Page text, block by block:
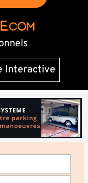
.com
Interactive